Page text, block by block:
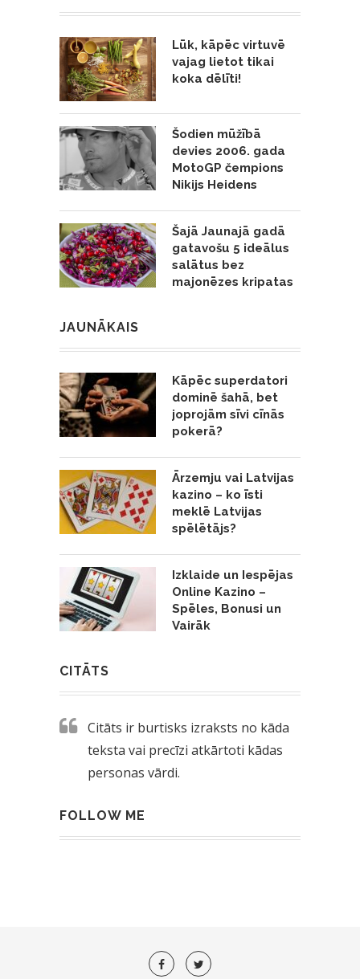
Lūk, kāpēc virtuvē
vajag lietot tikai
koka dēlīti!
Šodien mūžībā
devies 2006. gada
MotoGP čempions
Nikijs Heidens
Šajā Jaunajā gadā
gatavošu 5 ideālus
salātus bez
majonēzes kripatas
JAUNĀKAIS
Kāpēc superdatori
dominē šahā, bet
joprojām sīvi cīnās
pokerā?
Ārzemju vai Latvijas
kazino – ko īsti
meklē Latvijas
spēlētājs?
Izklaide un Iespējas
Online Kazino –
Spēles, Bonusi un
Vairāk
CITĀTS
Citāts ir burtisks izraksts no kāda
teksta vai precīzi atkārtoti kādas
personas vārdi.
FOLLOW ME